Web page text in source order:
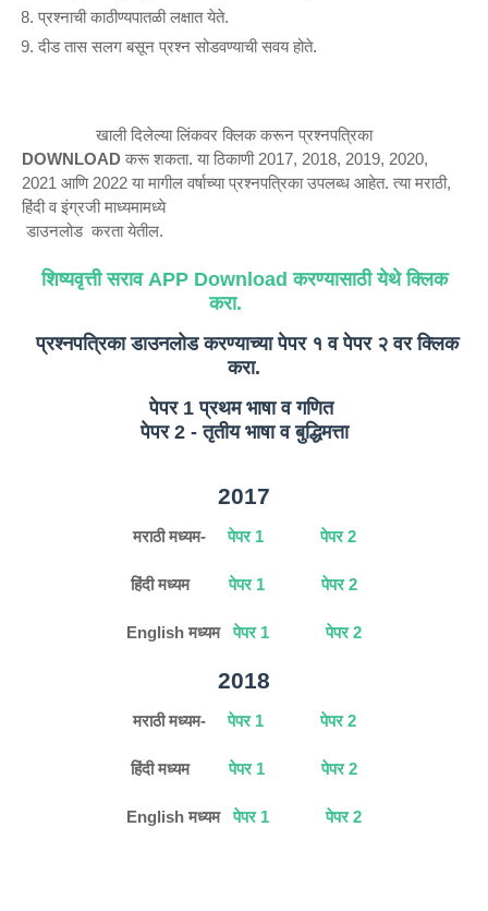
प्रश्नाची काठीण्यपातळी लक्षात येते.
दीड तास सलग बसून प्रश्न सोडवण्याची सवय होते.
खाली दिलेल्या लिंकवर क्लिक करून प्रश्नपत्रिका
DOWNLOAD करू शकता. या ठिकाणी 2017, 2018, 2019, 2020,
2021 आणि 2022 या मागील वर्षाच्या प्रश्नपत्रिका उपलब्ध आहेत. त्या मराठी,
हिंदी व इंग्रजी माध्यमामध्ये
डाउनलोड करता येतील.
शिष्यवृत्ती सराव APP Download करण्यासाठी येथे क्लिक
करा.
प्रश्नपत्रिका डाउनलोड करण्याच्या पेपर १ व पेपर २ वर क्लिक
करा.
पेपर 1 प्रथम भाषा व गणित
पेपर 2 - तृतीय भाषा व बुद्धिमत्ता
2017
मराठी मध्यम- पेपर 1 पेपर 2
हिंदी मध्यम पेपर 1 पेपर 2
English मध्यमपेपर 1 पेपर 2
2018
मराठी मध्यम-पेपर 1 पेपर 2
हिंदी मध्यमपेपर 1 पेपर 2
English मध्यमपेपर 1 पेपर 2